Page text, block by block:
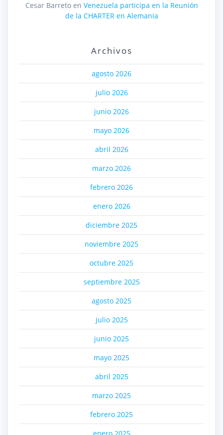
Cesar Barretoen Venezuela participa en la Reunión
de la CHARTER en Alemania
Archivos
agosto 2026
julio 2026
junio 2026
mayo 2026
abril 2026
marzo 2026
febrero 2026
enero 2026
diciembre 2025
noviembre 2025
octubre 2025
septiembre 2025
agosto 2025
julio 2025
junio 2025
mayo 2025
abril 2025
marzo 2025
febrero 2025